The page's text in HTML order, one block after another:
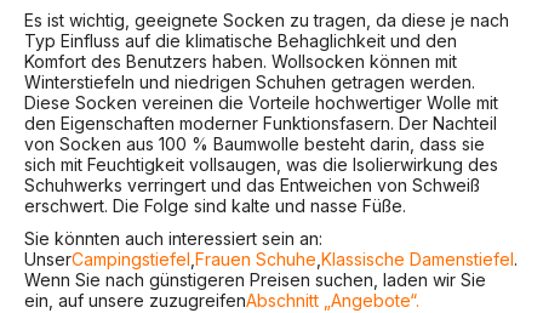
Es ist wichtig, geeignete Socken zu tragen, da diese je nach
Typ Einfluss auf die klimatische Behaglichkeit und den
Komfort des Benutzers haben. Wollsocken können mit
Winterstiefeln und niedrigen Schuhen getragen werden.
Diese Socken vereinen die Vorteile hochwertiger Wolle mit
den Eigenschaften moderner Funktionsfasern. Der Nachteil
von Socken aus 100 % Baumwolle besteht darin, dass sie
sich mit Feuchtigkeit vollsaugen, was die Isolierwirkung des
Schuhwerks verringert und das Entweichen von Schweiß
erschwert. Die Folge sind kalte und nasse Füße.
Sie könnten auch interessiert sein an:
UnserCampingstiefel,Frauen Schuhe,Klassische Damenstiefel.
Wenn Sie nach günstigeren Preisen suchen, laden wir Sie
ein, auf unsere zuzugreifenAbschnitt „Angebote“.